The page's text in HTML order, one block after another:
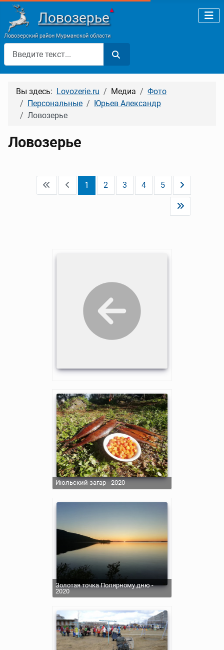
Ловозерье▲
Ловозерский район Мурманской области
Поиск
Вы здесь: Lovozerie.ru Медиа
Фото
Персональные
Юрьев Александр
Ловозерье
Ловозерье
1 2 3 4 5
Июльский загар - 2020
Золотая точка Полярному дню -
2020